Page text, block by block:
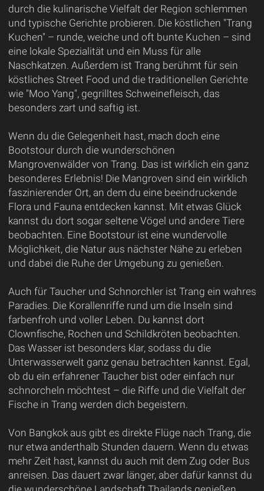
durch die kulinarische Vielfalt der Region schlemmen
und typische Gerichte probieren. Die köstlichen "Trang
Kuchen" – runde, weiche und oft bunte Kuchen – sind
eine lokale Spezialität und ein Muss für alle
Naschkatzen. Außerdem ist Trang berühmt für sein
köstliches Street Food und die traditionellen Gerichte
wie "Moo Yang", gegrilltes Schweinefleisch, das
besonders zart und saftig ist.
Wenn du die Gelegenheit hast, mach doch eine
Bootstour durch die wunderschönen
Mangrovenwälder von Trang. Das ist wirklich ein ganz
besonderes Erlebnis! Die Mangroven sind ein wirklich
faszinierender Ort, an dem du eine beeindruckende
Flora und Fauna entdecken kannst. Mit etwas Glück
kannst du dort sogar seltene Vögel und andere Tiere
beobachten. Eine Bootstour ist eine wundervolle
Möglichkeit, die Natur aus nächster Nähe zu erleben
und dabei die Ruhe der Umgebung zu genießen.
Auch für Taucher und Schnorchler ist Trang ein wahres
Paradies. Die Korallenriffe rund um die Inseln sind
farbenfroh und voller Leben. Du kannst dort
Clownfische, Rochen und Schildkröten beobachten.
Das Wasser ist besonders klar, sodass du die
Unterwasserwelt ganz genau betrachten kannst. Egal,
ob du ein erfahrener Taucher bist oder einfach nur
schnorcheln möchtest – die Riffe und die Vielfalt der
Fische in Trang werden dich begeistern.
Von Bangkok aus gibt es direkte Flüge nach Trang, die
nur etwa anderthalb Stunden dauern. Wenn du etwas
mehr Zeit hast, kannst du auch mit dem Zug oder Bus
anreisen. Das dauert zwar länger, aber dafür kannst du